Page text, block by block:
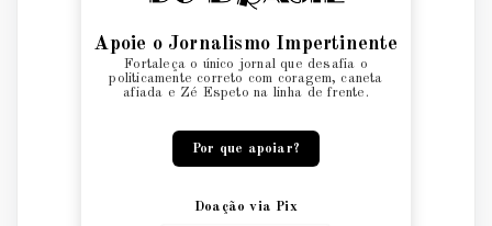
Apoie o Jornalismo Impertinente
Fortaleça o único jornal que desafia o
politicamente correto com coragem, caneta
afiada e Zé Espeto na linha de frente.
Por que apoiar?
Doação via Pix